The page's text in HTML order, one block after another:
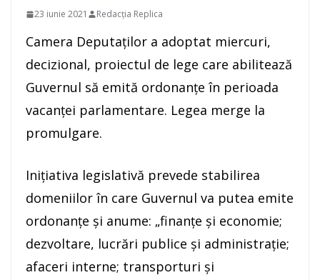
23 iunie 2021 Redacția Replica
Camera Deputaţilor a adoptat miercuri,
decizional, proiectul de lege care abilitează
Guvernul să emită ordonanţe în perioada
vacanţei parlamentare. Legea merge la
promulgare.
Iniţiativa legislativă prevede stabilirea
domeniilor în care Guvernul va putea emite
ordonanţe şi anume: „finanţe şi economie;
dezvoltare, lucrări publice şi administraţie;
afaceri interne; transporturi şi